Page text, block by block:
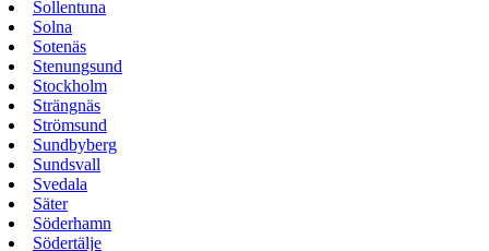
Sollentuna
Solna
Sotenäs
Stenungsund
Stockholm
Strängnäs
Strömsund
Sundbyberg
Sundsvall
Svedala
Säter
Söderhamn
Södertälje